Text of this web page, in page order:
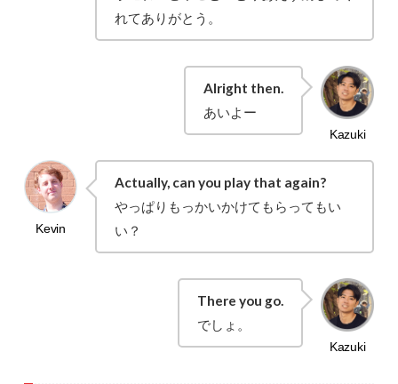
れてありがとう。
Alright then.
あいよー
Actually, can you play that again?
やっぱりもっかいかけてもらってもい
い？
There you go.
でしょ。